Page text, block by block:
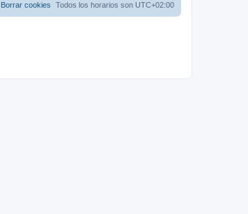
Todos los horarios son UTC+02:00
Borrar cookies